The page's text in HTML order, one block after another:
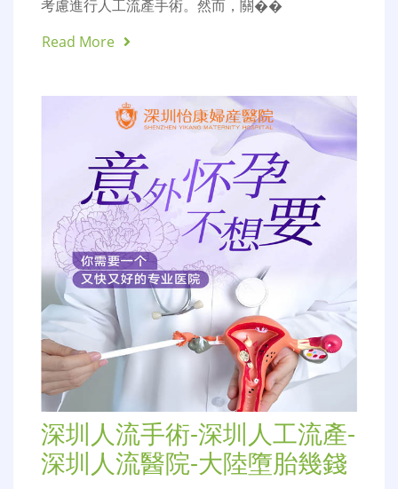
考慮進行人工流產手術。然而，關��
Read More
深圳人流手術-深圳人工流產-
深圳人流醫院-大陸墮胎幾錢